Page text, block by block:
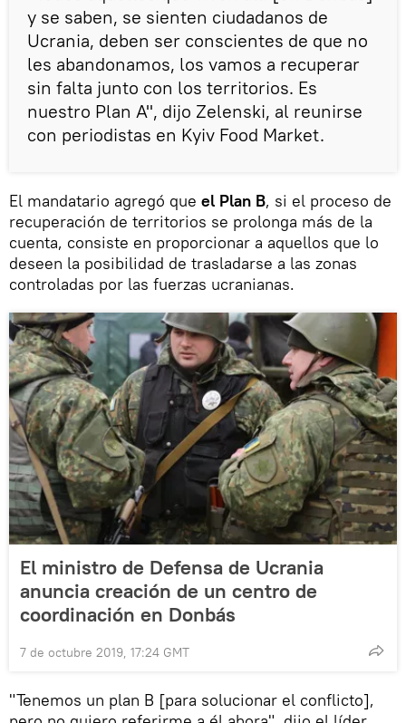
y se saben, se sienten ciudadanos de
Ucrania, deben ser conscientes de que no
les abandonamos, los vamos a recuperar
sin falta junto con los territorios. Es
nuestro Plan A", dijo Zelenski, al reunirse
con periodistas en Kyiv Food Market.
El mandatario agregó que el Plan B, si el proceso de
recuperación de territorios se prolonga más de la
cuenta, consiste en proporcionar a aquellos que lo
deseen la posibilidad de trasladarse a las zonas
controladas por las fuerzas ucranianas.
El ministro de Defensa de Ucrania
anuncia creación de un centro de
coordinación en Donbás
7 de octubre 2019, 17:24 GMT
"Tenemos un plan B [para solucionar el conflicto],